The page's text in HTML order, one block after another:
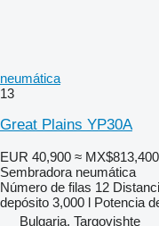
neumática
13
Great Plains YP30A
EUR 40,900 ≈ MX$813,400
Sembradora neumática
Número de filas 12
depósito 3,000 l Potencia
Bulgaria, Targovishte